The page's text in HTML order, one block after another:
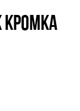
кромка